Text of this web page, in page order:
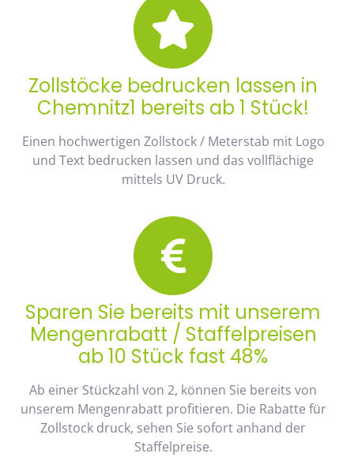
Zollstöcke bedrucken lassen in
Chemnitz1 bereits ab 1 Stück!
Einen hochwertigen Zollstock / Meterstab mit Logo
und Text bedrucken lassen und das vollflächige
mittels UV Druck.
Sparen Sie bereits mit unserem
Mengenrabatt / Staffelpreisen
ab 10 Stück fast 48%
Ab einer Stückzahl von 2, können Sie bereits von
unserem Mengenrabatt profitieren. Die Rabatte für
Zollstock druck, sehen Sie sofort anhand der
Staffelpreise.